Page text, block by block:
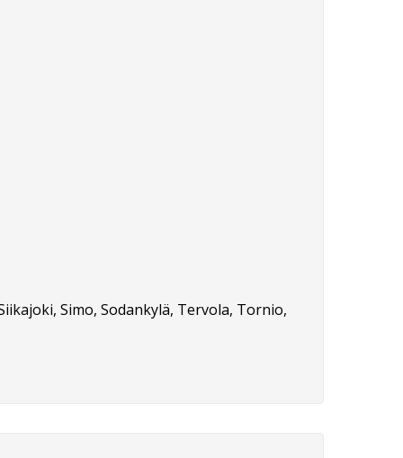
Simo, Sodankylä, Tervola, Tornio,